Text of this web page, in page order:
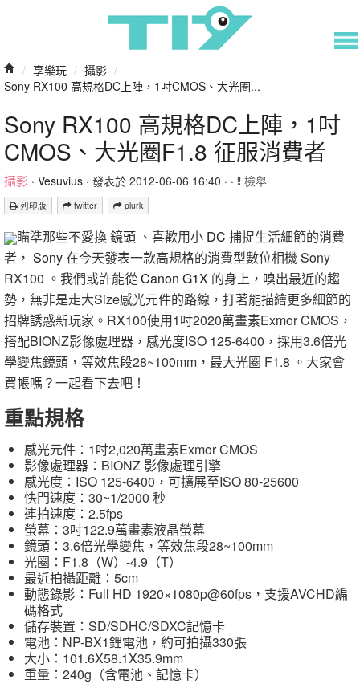
/ 享樂玩 / 攝影 /
Sony RX100 高規格DC上陣，1吋CMOS、大光圈...
Sony RX100 高規格DC上陣，1吋
CMOS、大光圈F1.8 征服消費者
攝影 · Vesuvius · 發表於 2012-06-06 16:40 · · 檢舉
列印版 twitter plurk
瞄準那些不愛換鏡頭 、喜歡用小 DC 捕捉生活細節的消費
者， Sony在今天發表一款高規格的消費型數位相機 Sony
RX100 。我們或許能從Canon G1X 的身上，嗅出最近的趨
勢，無非是走大Size感光元件的路線，打著能描繪更多細節的
招牌誘惑新玩家。RX100使用1吋2020萬畫素Exmor CMOS，
搭配BIONZ影像處理器，感光度ISO 125-6400，採用3.6倍光
學變焦鏡頭，等效焦段28~100mm，最大光圈 F1.8 。大家會
買帳嗎？一起看下去吧！
重點規格
感光元件：1吋2,020萬畫素Exmor CMOS
影像處理器：BIONZ 影像處理引擎
感光度：ISO 125-6400，可擴展至ISO 80-25600
快門速度：30~1/2000 秒
連拍速度：2.5fps
螢幕：3吋122.9萬畫素液晶螢幕
鏡頭：3.6倍光學變焦，等效焦段28~100mm
光圈：F1.8（W）-4.9（T）
最近拍攝距離：5cm
動態錄影：Full HD 1920×1080p@60fps，支援AVCHD編
碼格式
儲存裝置：SD/SDHC/SDXC記憶卡
電池：NP-BX1鋰電池，約可拍攝330張
大小：101.6X58.1X35.9mm
重量：240g（含電池、記憶卡）